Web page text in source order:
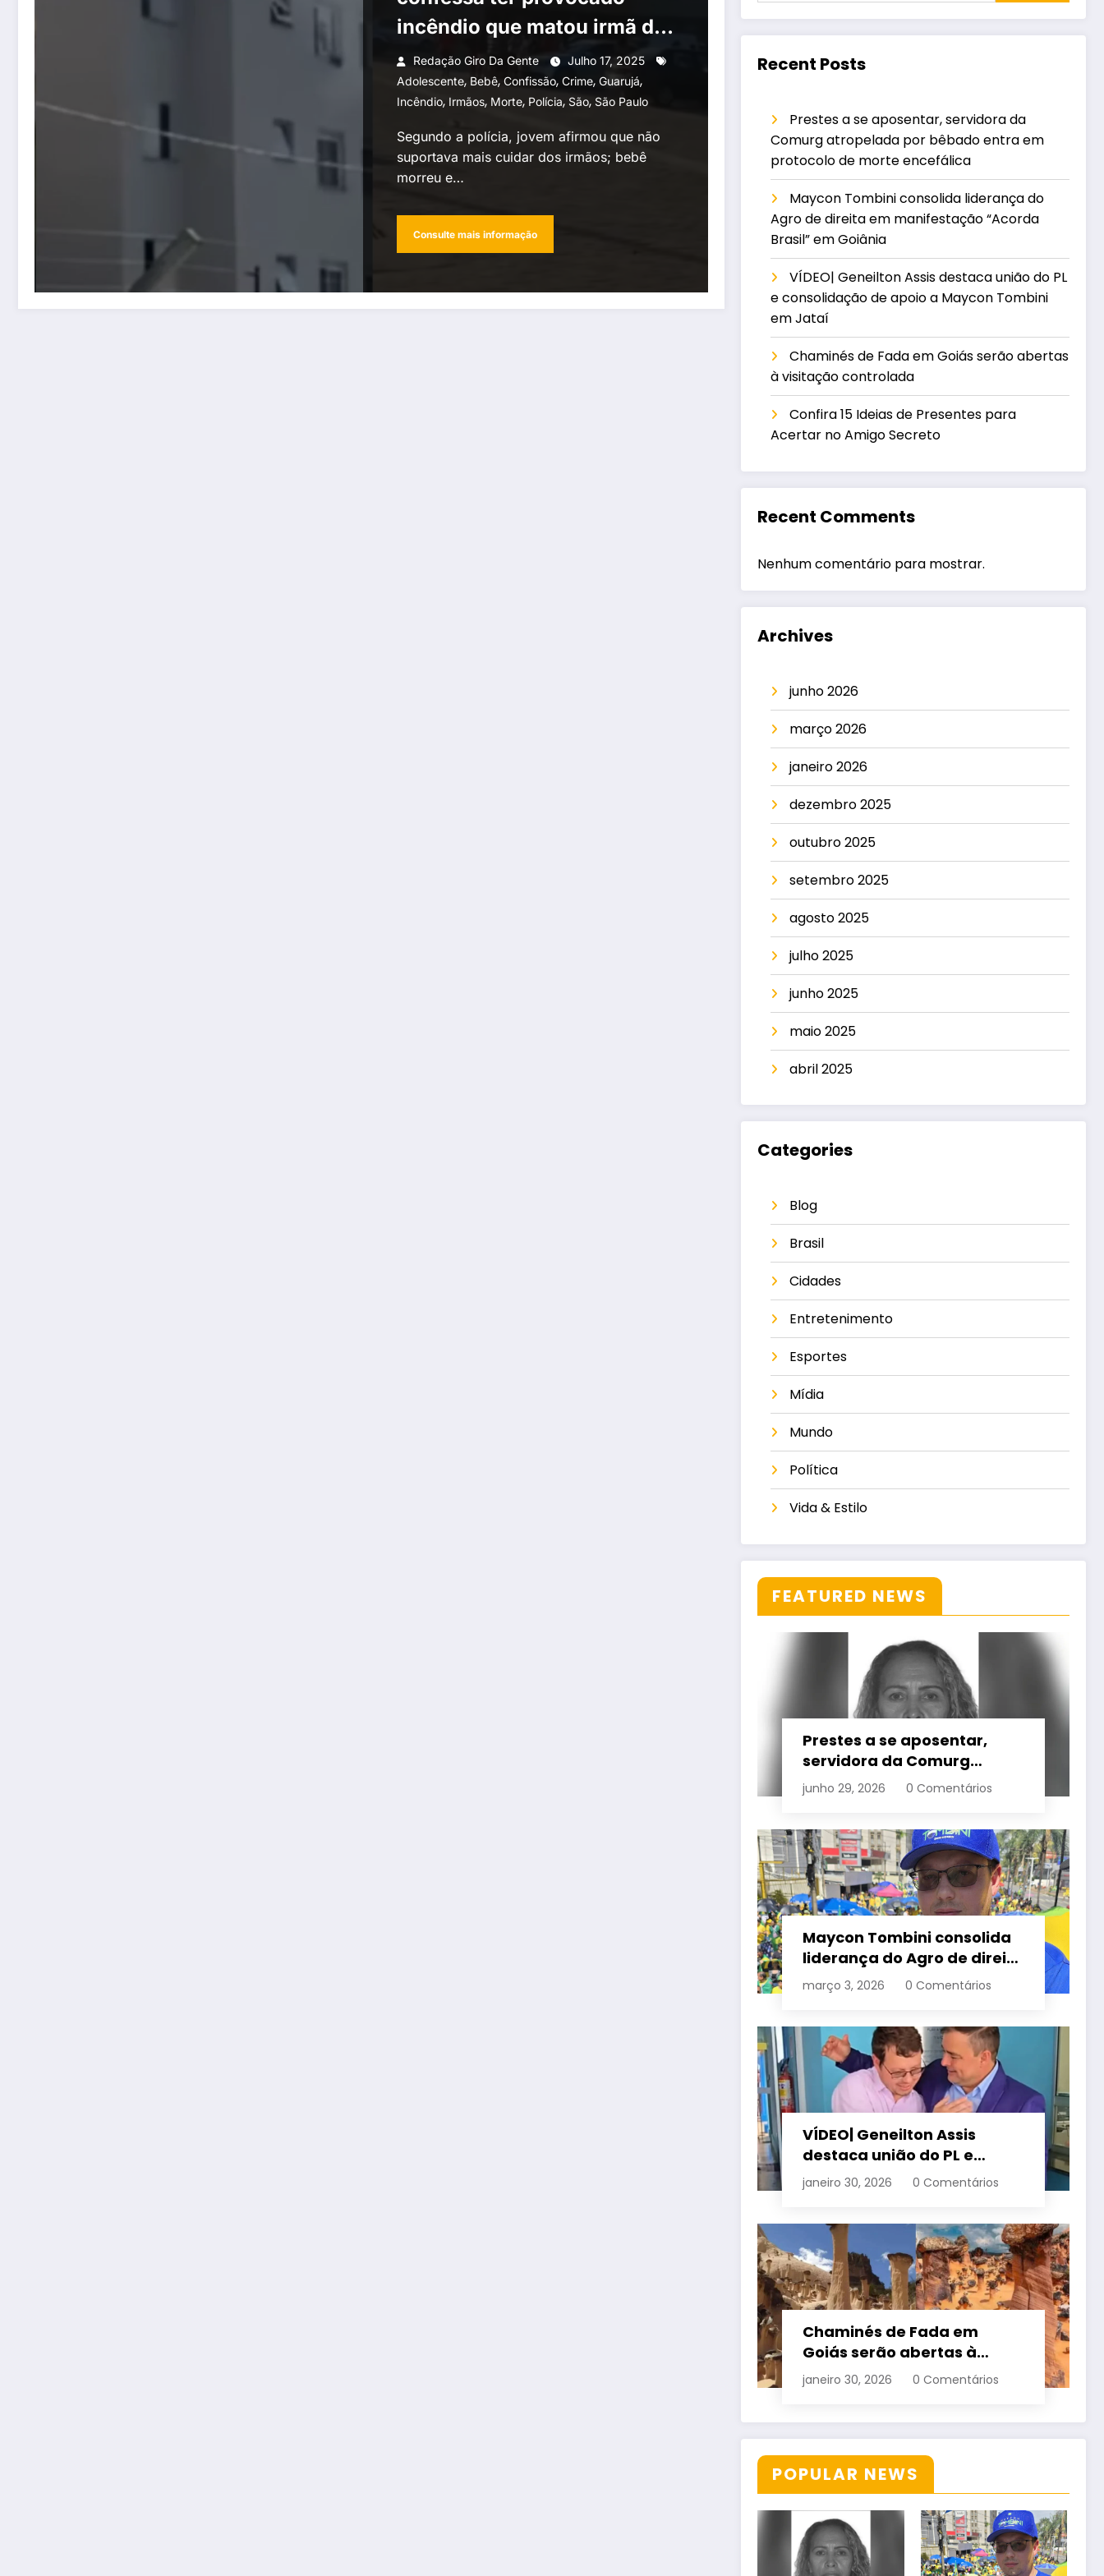
incêndio que matou irmã de
11 meses no Guarujá
Redação Giro Da Gente
Julho 17, 2025
Adolescente, Bebê, Confissão, Crime, Guarujá,
Incêndio, Irmãos, Morte, Polícia, São, São Paulo
Segundo a polícia, jovem afirmou que não
suportava mais cuidar dos irmãos; bebê
morreu e…
Consulte mais informação
Recent Posts
Prestes a se aposentar, servidora da
Comurg atropelada por bêbado entra em
protocolo de morte encefálica
Maycon Tombini consolida liderança do
Agro de direita em manifestação “Acorda
Brasil” em Goiânia
VÍDEO| Geneilton Assis destaca união do PL
e consolidação de apoio a Maycon Tombini
em Jataí
Chaminés de Fada em Goiás serão abertas
à visitação controlada
Confira 15 Ideias de Presentes para
Acertar no Amigo Secreto
Recent Comments
Nenhum comentário para mostrar.
Archives
junho 2026
março 2026
janeiro 2026
dezembro 2025
outubro 2025
setembro 2025
agosto 2025
julho 2025
junho 2025
maio 2025
abril 2025
Categories
Blog
Brasil
Cidades
Entretenimento
Esportes
Mídia
Mundo
Política
Vida & Estilo
FEATURED NEWS
Prestes a se aposentar,
servidora da Comurg
atropelada por bêbado
entra em protocolo de
junho 29, 2026 0 Comentários
Maycon Tombini consolida
liderança do Agro de direita
em manifestação “Acorda
Brasil” em Goiânia
março 3, 2026 0 Comentários
VÍDEO| Geneilton Assis
destaca união do PL e
consolidação de apoio a
Maycon Tombini em Jataí
janeiro 30, 2026 0 Comentários
Chaminés de Fada em
Goiás serão abertas à
visitação controlada
janeiro 30, 2026 0 Comentários
POPULAR NEWS